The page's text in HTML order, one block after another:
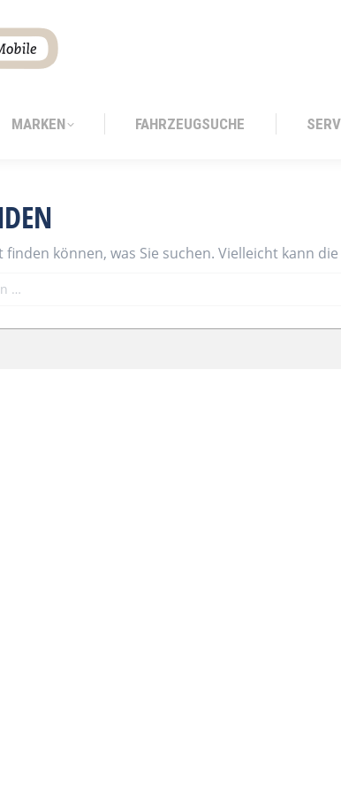
MARKEN FAHRZEUGSUCHE
können, was Sie suchen. Vielleicht kann
MARKEN